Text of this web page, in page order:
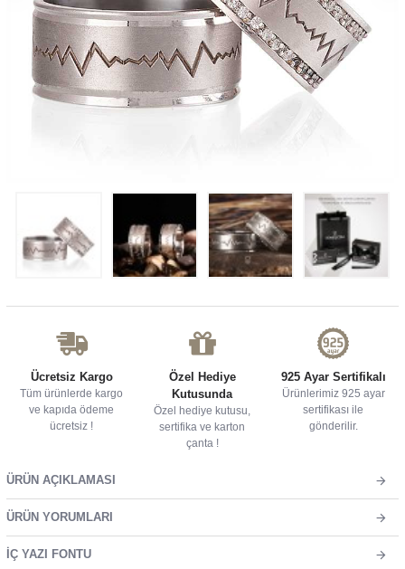
Ücretsiz Kargo
Tüm ürünlerde kargo
ve kapıda ödeme
ücretsiz !
Özel Hediye
Kutusunda
Özel hediye kutusu,
sertifika ve karton
çanta !
925 Ayar Sertifikalı
Ürünlerimiz 925 ayar
sertifikası ile
gönderilir.
ÜRÜN AÇIKLAMASI
ÜRÜN YORUMLARI
İÇ YAZI FONTU